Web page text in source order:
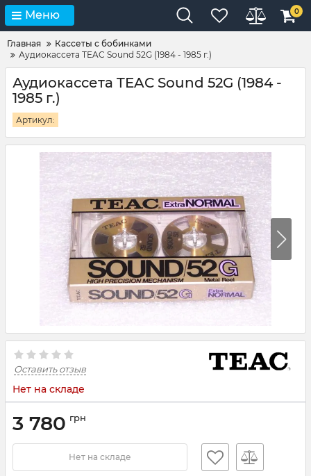
Меню 0
Главная
Кассеты с бобинками
Аудиокассета TEAC Sound 52G (1984 - 1985 г.)
Аудиокассета TEAC Sound 52G (1984 -
1985 г.)
Артикул:
Оставить отзыв
Нет на складе
3 780 грн
Нет на складе